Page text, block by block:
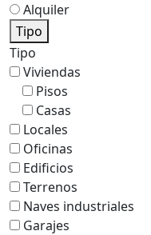
Alquiler
Tipo
Tipo
Viviendas
Pisos
Casas
Locales
Oficinas
Edificios
Terrenos
Naves industriales
Garajes